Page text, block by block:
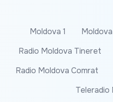
Moldova 1
Radio Moldova Tineret
Radio Moldova Comrat
Teleradio